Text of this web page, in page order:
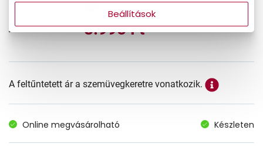
17.990 Ft
Akciós ár: 8.995 Ft
A feltűntetett ár a szemüvegkeretre vonatkozik.
Online megvásárolható Készleten
Beállítások